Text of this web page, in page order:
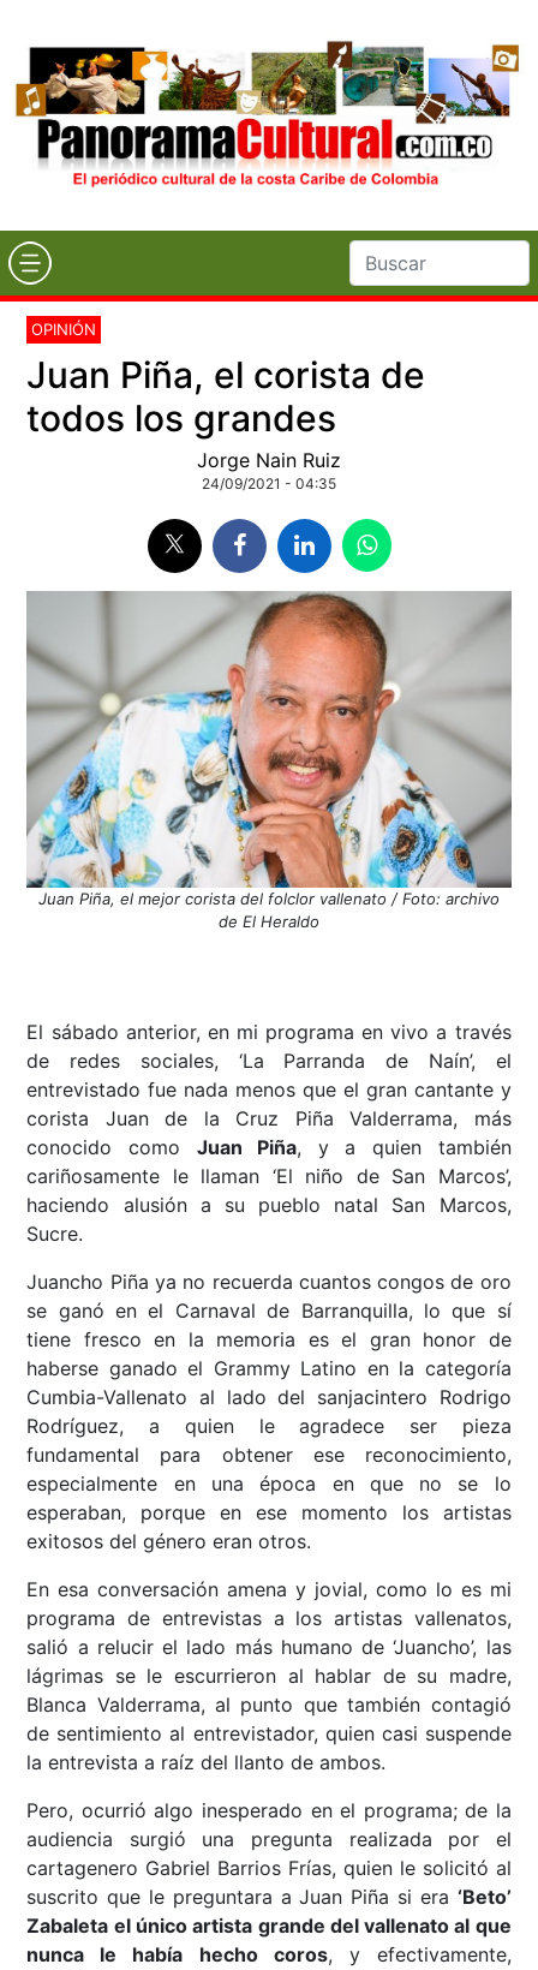
OPINIÓN
Juan Piña, el corista de
todos los grandes
Jorge Nain Ruiz
24/09/2021 - 04:35
Juan Piña, el mejor corista del folclor vallenato / Foto: archivo
de El Heraldo
El sábado anterior, en mi programa en vivo a través
de redes sociales, ‘La Parranda de Naín’, el
entrevistado fue nada menos que el gran cantante y
corista Juan de la Cruz Piña Valderrama, más
conocido como Juan Piña, y a quien también
cariñosamente le llaman ‘El niño de San Marcos’,
haciendo alusión a su pueblo natal San Marcos,
Sucre.
Juancho Piña ya no recuerda cuantos congos de oro
se ganó en el Carnaval de Barranquilla, lo que sí
tiene fresco en la memoria es el gran honor de
haberse ganado el Grammy Latino en la categoría
Cumbia-Vallenato al lado del sanjacintero Rodrigo
Rodríguez, a quien le agradece ser pieza
fundamental para obtener ese reconocimiento,
especialmente en una época en que no se lo
esperaban, porque en ese momento los artistas
exitosos del género eran otros.
En esa conversación amena y jovial, como lo es mi
programa de entrevistas a los artistas vallenatos,
salió a relucir el lado más humano de ‘Juancho’, las
lágrimas se le escurrieron al hablar de su madre,
Blanca Valderrama, al punto que también contagió
de sentimiento al entrevistador, quien casi suspende
la entrevista a raíz del llanto de ambos.
Pero, ocurrió algo inesperado en el programa; de la
audiencia surgió una pregunta realizada por el
cartagenero Gabriel Barrios Frías, quien le solicitó al
suscrito que le preguntara a Juan Piña si era ‘Beto’
Zabaleta el único artista grande del vallenato al que
nunca le había hecho coros, y efectivamente,